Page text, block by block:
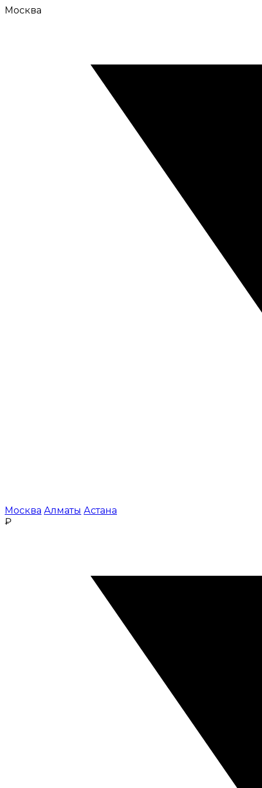
Москва
Москва Алматы Астана
₽